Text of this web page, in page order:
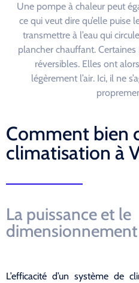
Une pompe à chaleur peut
ce qui veut dire qu’elle puise
transmettre à l’eau qui
plancher chauffant. Certaines
réversibles. Elles ont
légèrement l’air. Ici, il ne
Comment bien
climatisation à
La puissance et le
dimensionnement
L’efficacité d’un système de